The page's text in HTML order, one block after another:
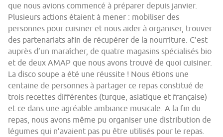
que nous avions commencé à préparer depuis janvier.
Plusieurs actions étaient à mener : mobiliser des
personnes pour cuisiner et nous aider à organiser, trouver
des partenariats afin de récupérer de la nourriture. C’est
auprès d’un maraîcher, de quatre magasins spécialisés bio
et de deux AMAP que nous avons trouvé de quoi cuisiner.
La disco soupe a été une réussite ! Nous étions une
centaine de personnes à partager ce repas constitué de
trois recettes différentes (turque, asiatique et française)
et ce dans une agréable ambiance musicale. A la fin du
repas, nous avons même pu organiser une distribution de
légumes qui n’avaient pas pu être utilisés pour le repas.